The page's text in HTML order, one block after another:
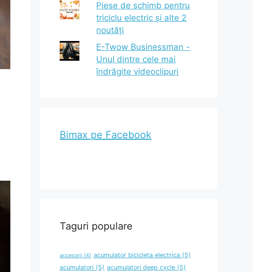
Piese de schimb pentru
triciclu electric și alte 2
noutăți
E-Twow Businessman -
Unul dintre cele mai
îndrăgite videoclipuri
Bimax pe Facebook
Taguri populare
accesorii (4) acumulator bicicleta electrica (5)
acumulatori (5) acumulatori deep cycle (5)